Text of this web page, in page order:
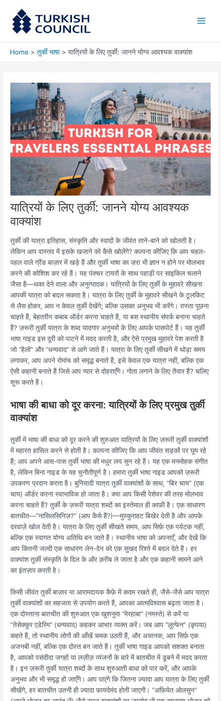
content
Home तुर्की भाषा यात्रियों के लिए तुर्की: जानने योग्य आवश्यक वाक्यांश
यात्रियों के लिए तुर्की: जानने योग्य आवश्यक
वाक्यांश
तुर्की की यात्रा इतिहास, संस्कृति और स्वादों के जीवंत ताने-बाने को खोलती है।
लेकिन आप वास्तव में इसके खजाने को कैसे खोलेंगे? कल्पना कीजिए कि आप चहल-
पहल वाले ग्रैंड बाज़ार में खड़े हैं और तुर्की भाषा का ज़रा भी ज्ञान न होने पर मोलभाव
करने की कोशिश कर रहे हैं। यह पंक्चर टायरों के साथ पहाड़ी पर साइकिल चलाने
जैसा है—थका देने वाला और अनुत्पादक। यात्रियों के लिए तुर्की के मुहावरे सीखना
आपकी यात्रा को बदल सकता है। यात्रा के लिए तुर्की के मुहावरे सीखने के टूलकिट
से लैस होकर, आप न केवल तुर्की देखेंगे; बल्कि उसका अनुभव भी करेंगे। रास्ता पूछना
चाहते हैं, बेहतरीन कबाब ऑर्डर करना चाहते हैं, या बस स्थानीय संपर्क बनाना चाहते
हैं? ज़रूरी तुर्की यात्रा के शब्द यादगार अनुभवों के लिए आपके पासपोर्ट हैं। यह तुर्की
भाषा गाइड इस दूरी को पाटने में मदद करती है, और ऐसे प्रमुख मुहावरे पेश करती है
जो “हैलो” और “धन्यवाद” से आगे जाते हैं। यात्रा के लिए तुर्की सीखने में थोड़ा समय
लगाकर, आप अपने रोमांच को समृद्ध बनाते हैं, इसे केवल एक यात्रा नहीं, बल्कि एक
ऐसी कहानी बनाते हैं जिसे आप प्यार से दोहराएँगे। गोता लगाने के लिए तैयार हैं? चलिए
शुरू करते हैं।
भाषा की बाधा को दूर करना: यात्रियों के लिए प्रमुख तुर्की
वाक्यांश
तुर्की में भाषा की बाधा को दूर करने की शुरुआत यात्रियों के लिए ज़रूरी तुर्की वाक्यांशों
में महारत हासिल करने से होती है। कल्पना कीजिए कि आप जीवंत सड़कों पर घूम रहे
हैं; आप अपने आस-पास तुर्की भाषा की मधुर लय सुन रहे हैं। यह एक मनमोहक संगीत
है, लेकिन बिना गाइड के यह चुनौतीपूर्ण है। हमारा तुर्की भाषा गाइड आपको ज़रूरी
उपकरण प्रदान करता है। बुनियादी यात्रा तुर्की वाक्यांशों के साथ, “बिर चाय” (एक
चाय) ऑर्डर करना स्वाभाविक हो जाता है। क्या आप किसी पेशेवर की तरह मोलभाव
करना चाहते हैं? तुर्की के ज़रूरी यात्रा शब्दों का इस्तेमाल ही काफ़ी है। एक साधारण
बातचीत—”नासिलसिनिज़?” (आप कैसे हैं?)—मुस्कुराहट बिखेर देती है और आपके
दरवाज़े खोल देती है। यात्रा के लिए तुर्की सीखते समय, आप सिर्फ़ एक पर्यटक नहीं,
बल्कि एक स्वागत योग्य अतिथि बन जाते हैं। स्थानीय भाषा को अपनाएँ, और देखें कि
आप कितनी जल्दी एक साधारण लेन-देन को एक सुखद रिश्ते में बदल देते हैं। हर
वाक्यांश तुर्की संस्कृति के दिल के और क़रीब ले जाता है और एक कहानी सामने आने
का इंतज़ार करती है।
किसी जीवंत तुर्की बाज़ार या आरामदायक कैफ़े में कदम रखते ही, जैसे-जैसे आप यात्रा
तुर्की वाक्यांशों का सहजता से उपयोग करते हैं, आपका आत्मविश्वास बढ़ता जाता है।
एक दोस्ताना बातचीत की शुरुआत एक खुशनुमा “मेरहाबा” (नमस्ते) से करें या
“तेसेक्कुर एडेरिम” (धन्यवाद) कहकर आभार व्यक्त करें। जब आप “लुत्फेन” (कृपया)
कहते हैं, तो स्थानीय लोगों की आँखें चमक उठती हैं, और अचानक, आप सिर्फ़ एक
अजनबी नहीं, बल्कि एक दोस्त बन जाते हैं। तुर्की भाषा गाइड आपको सशक्त बनाता
है, आपको पसंदीदा जगहों या लज़ीज़ व्यंजनों के बारे में बातचीत में डूबने में मदद करता
है। इन ज़रूरी तुर्की यात्रा शब्दों के साथ शुरुआती बाधा को पार करें, और आपके
अनुभव और भी समृद्ध हो जाएँगे। आप पाएंगे कि जितना ज़्यादा आप यात्रा के लिए तुर्की
सीखेंगे, हर बातचीत उतनी ही ज़्यादा फ़ायदेमंद होती जाएगी। “अफ़ियेत ओलसुन”